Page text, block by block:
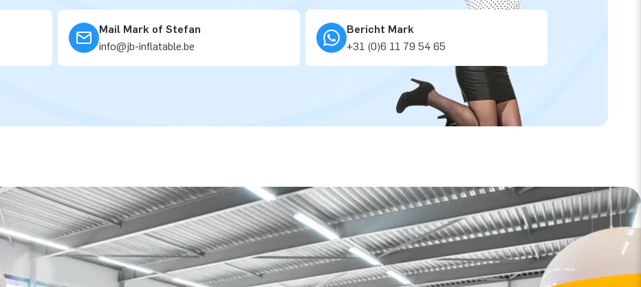
Mail Mark of Stefan
info@jb-inflatable.be
Bericht Mark
+31 (0)6 11 79 54 65